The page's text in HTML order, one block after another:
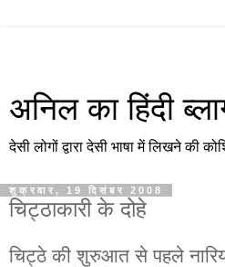
अनिल का हिंदी
देसी लोगों द्वारा देसी भाषा में लिखने की
शुक्रवार, 19 दिसंबर 2008
चिट्ठाकारी के दोहे
चिट्ठे की शुरुआत से पहले